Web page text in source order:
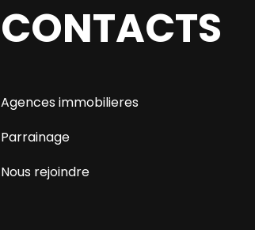
CONTACTS
Agences immobilieres
Parrainage
Nous rejoindre